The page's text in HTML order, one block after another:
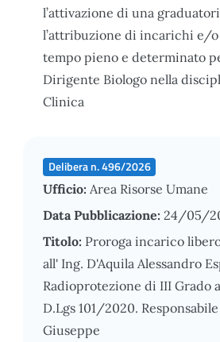
l’attivazione di una
l’attribuzione di incarichi e/o
tempo pieno e determinato
Dirigente Biologo nella
Clinica
Delibera n. 496/2026
Ufficio: Area Risorse Umane
Data Pubblicazione: 24/05/
Titolo: Proroga incarico
all' Ing. D'Aquila Alessandro
Radioprotezione di III Grado
D.Lgs 101/2020.
Giuseppe